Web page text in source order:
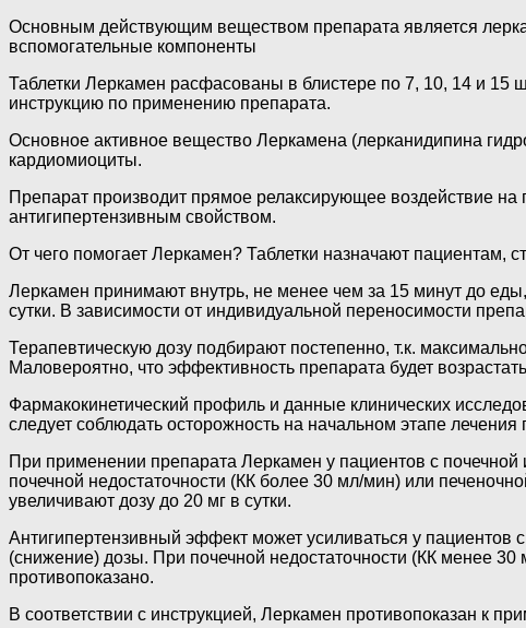
Основным действующим веществом препарата является
вспомогательные компоненты
Таблетки Леркамен расфасованы в блистере по 7, 10, 14 и 15
инструкцию по применению препарата.
Основное активное вещество Леркамена (лерканидипина
кардиомиоциты.
Препарат производит прямое релаксирующее воздействие
антигипертензивным свойством.
От чего помогает Леркамен? Таблетки назначают пациентам,
Леркамен принимают внутрь, не менее чем за 15 минут до
сутки. В зависимости от индивидуальной переносимости
Терапевтическую дозу подбирают постепенно, т.к.
Маловероятно, что эффективность препарата будет
Фармакокинетический профиль и данные клинических
следует соблюдать осторожность на начальном этапе
При применении препарата Леркамен у пациентов с почечной
почечной недостаточности (КК более 30 мл/мин) или
увеличивают дозу до 20 мг в сутки.
Антигипертензивный эффект может усиливаться у пациентов
(снижение) дозы. При почечной недостаточности (КК менее
противопоказано.
В соответствии с инструкцией, Леркамен противопоказан к